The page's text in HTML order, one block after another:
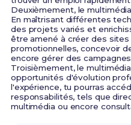
Deuxièmement, le
En maîtrisant différentes
des projets variés et
être amené à créer des
promotionnelles, concevoir
encore gérer des
Troisièmement, le
opportunités d'évolution
l'expérience, tu pourras
responsabilités, tels que
multimédia ou encore